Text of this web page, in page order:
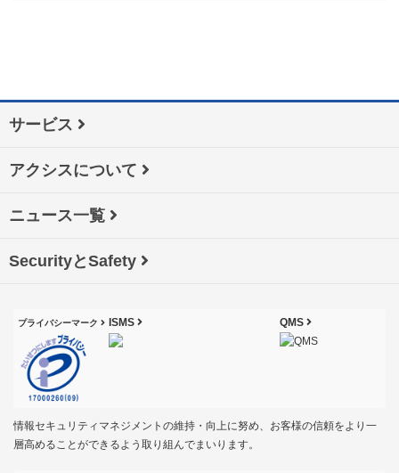
サービス
アクシスについて
ニュース一覧
SecurityとSafety
プライバシーマーク ISMS QMS
情報セキュリティマネジメントの維持・向上に努め、お客様の信頼をより一
層高めることができるよう取り組んでまいります。